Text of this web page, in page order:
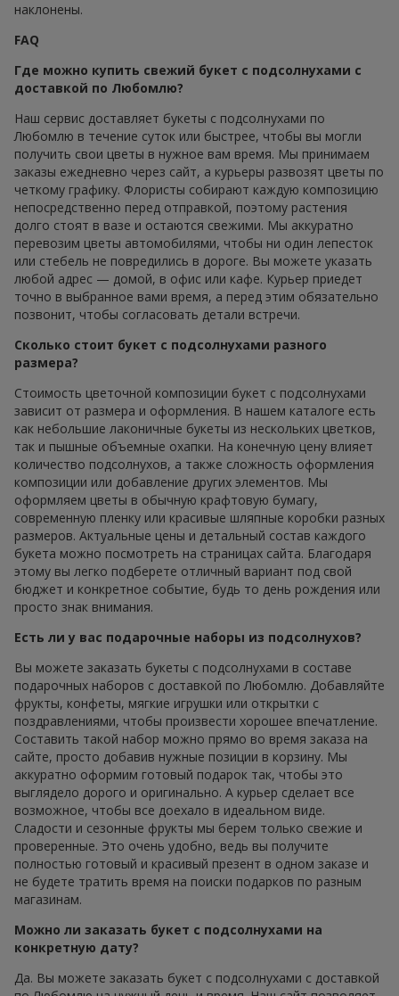
наклонены.
FAQ
Где можно купить свежий букет с подсолнухами с
доставкой по Любомлю?
Наш сервис доставляет букеты с подсолнухами по
Любомлю в течение суток или быстрее, чтобы вы могли
получить свои цветы в нужное вам время. Мы принимаем
заказы ежедневно через сайт, а курьеры развозят цветы по
четкому графику. Флористы собирают каждую композицию
непосредственно перед отправкой, поэтому растения
долго стоят в вазе и остаются свежими. Мы аккуратно
перевозим цветы автомобилями, чтобы ни один лепесток
или стебель не повредились в дороге. Вы можете указать
любой адрес — домой, в офис или кафе. Курьер приедет
точно в выбранное вами время, а перед этим обязательно
позвонит, чтобы согласовать детали встречи.
Сколько стоит букет с подсолнухами разного
размера?
Стоимость цветочной композиции букет с подсолнухами
зависит от размера и оформления. В нашем каталоге есть
как небольшие лаконичные букеты из нескольких цветков,
так и пышные объемные охапки. На конечную цену влияет
количество подсолнухов, а также сложность оформления
композиции или добавление других элементов. Мы
оформляем цветы в обычную крафтовую бумагу,
современную пленку или красивые шляпные коробки разных
размеров. Актуальные цены и детальный состав каждого
букета можно посмотреть на страницах сайта. Благодаря
этому вы легко подберете отличный вариант под свой
бюджет и конкретное событие, будь то день рождения или
просто знак внимания.
Есть ли у вас подарочные наборы из подсолнухов?
Вы можете заказать букеты с подсолнухами в составе
подарочных наборов с доставкой по Любомлю. Добавляйте
фрукты, конфеты, мягкие игрушки или открытки с
поздравлениями, чтобы произвести хорошее впечатление.
Составить такой набор можно прямо во время заказа на
сайте, просто добавив нужные позиции в корзину. Мы
аккуратно оформим готовый подарок так, чтобы это
выглядело дорого и оригинально. А курьер сделает все
возможное, чтобы все доехало в идеальном виде.
Сладости и сезонные фрукты мы берем только свежие и
проверенные. Это очень удобно, ведь вы получите
полностью готовый и красивый презент в одном заказе и
не будете тратить время на поиски подарков по разным
магазинам.
Можно ли заказать букет с подсолнухами на
конкретную дату?
Да. Вы можете заказать букет с подсолнухами с доставкой